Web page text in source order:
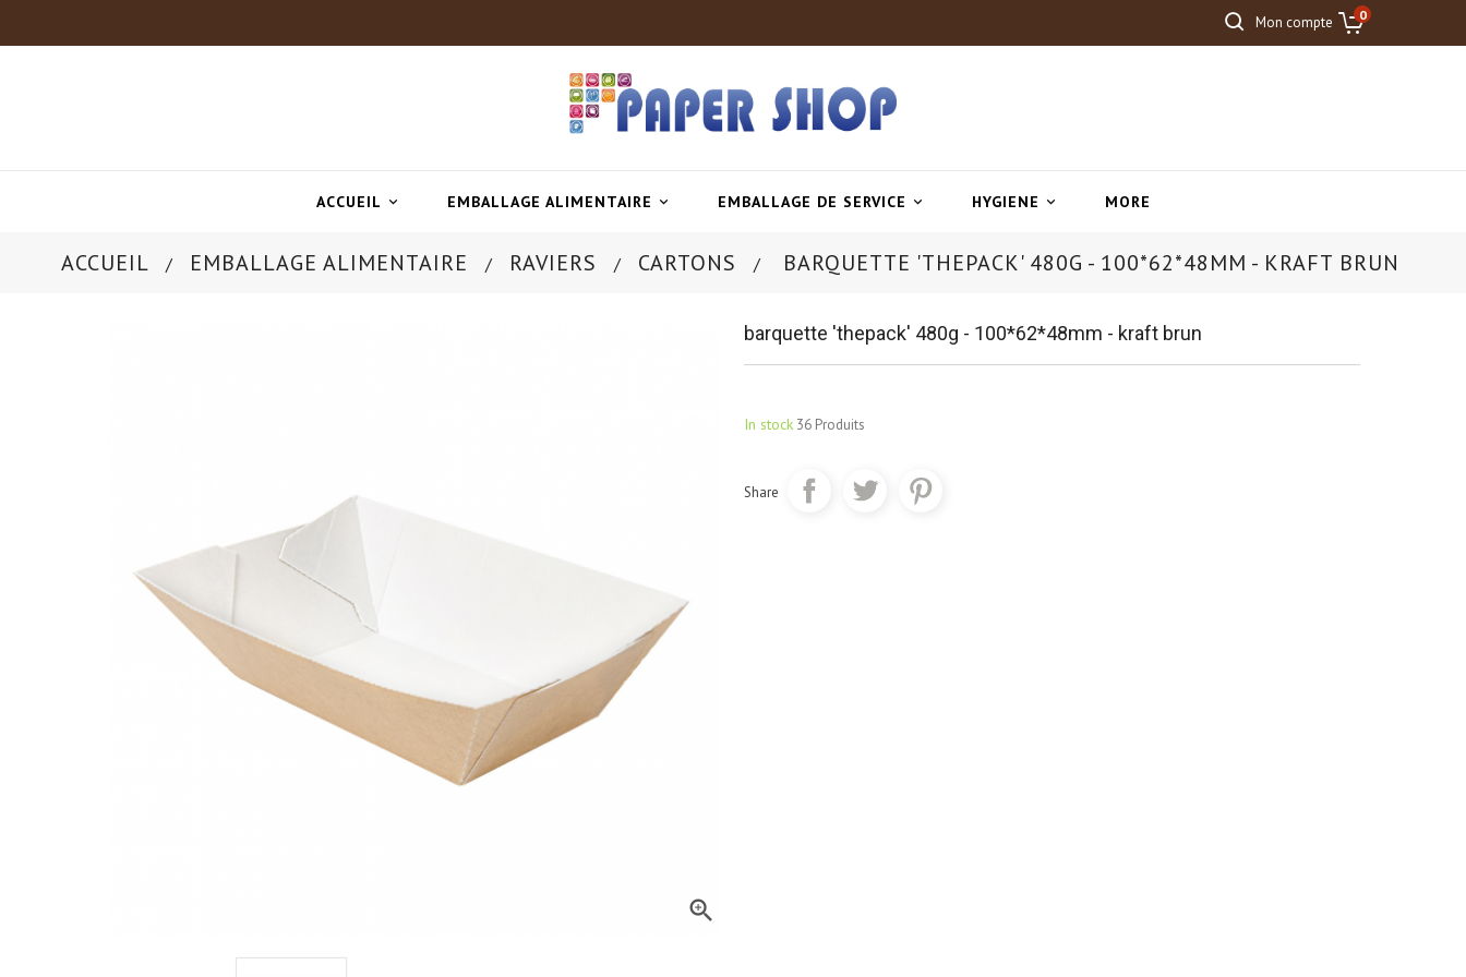
Mon compte 0

ACCUEIL 
EMBALLAGE ALIMENTAIRE 
EMBALLAGE DE SERVICE 
HYGIENE MORE
ACCUEIL EMBALLAGE ALIMENTAIRE RAVIERS CARTONS BARQUETTE 'THEPACK' 480G - 100*62*48MM - KRAFT BRUN

barquette 'thepack' 480g - 100*62*48mm - kraft brun
In stock 36 Produits
Share